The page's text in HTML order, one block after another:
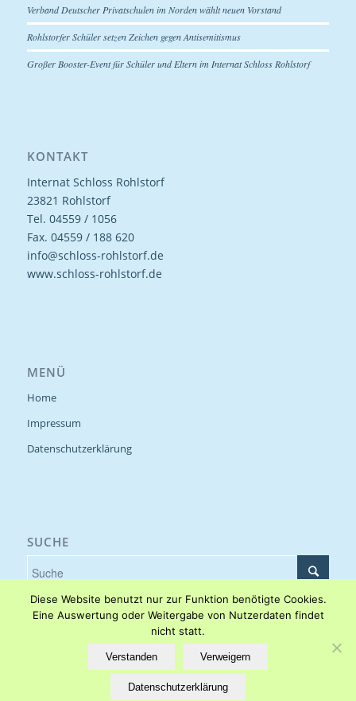
Verband Deutscher Privatschulen im Norden wählt neuen Vorstand
Rohlstorfer Schüler setzen Zeichen gegen Antisemitismus
Großer Booster-Event für Schüler und Eltern im Internat Schloss Rohlstorf
KONTAKT
Internat Schloss Rohlstorf
23821 Rohlstorf
Tel. 04559 / 1056
Fax. 04559 / 188 620
info@schloss-rohlstorf.de
www.schloss-rohlstorf.de
MENÜ
Home
Impressum
Datenschutzerklärung
SUCHE
Cookieeinstellungen
Diese Website benutzt nur zur Funktion benötigte Cookies.
Eine Auswertung oder Weitergabe von Nutzerdaten findet
nicht statt.
Verstanden Verweigern
Datenschutzerklärung